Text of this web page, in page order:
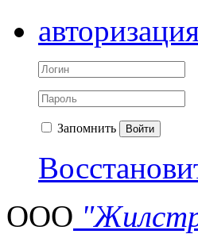
Запомнить Войти
ООО